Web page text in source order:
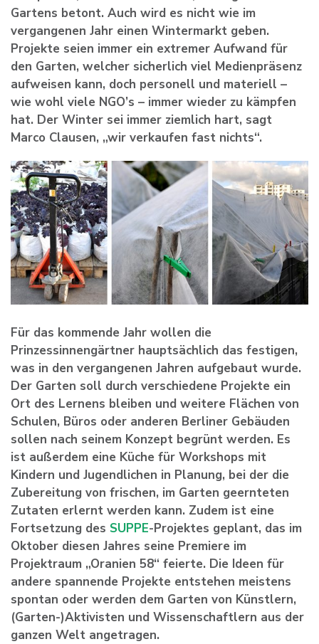
Gartens betont. Auch wird es nicht wie im
vergangenen Jahr einen Wintermarkt geben.
Projekte seien immer ein extremer Aufwand für
den Garten, welcher sicherlich viel Medienpräsenz
aufweisen kann, doch personell und materiell –
wie wohl viele NGO’s – immer wieder zu kämpfen
hat. Der Winter sei immer ziemlich hart, sagt
Marco Clausen, „wir verkaufen fast nichts“.
Für das kommende Jahr wollen die
Prinzessinnengärtner hauptsächlich das festigen,
was in den vergangenen Jahren aufgebaut wurde.
Der Garten soll durch verschiedene Projekte ein
Ort des Lernens bleiben und weitere Flächen von
Schulen, Büros oder anderen Berliner Gebäuden
sollen nach seinem Konzept begrünt werden. Es
ist außerdem eine Küche für Workshops mit
Kindern und Jugendlichen in Planung, bei der die
Zubereitung von frischen, im Garten geernteten
Zutaten erlernt werden kann. Zudem ist eine
Fortsetzung des SUPPE-Projektes geplant, das im
Oktober diesen Jahres seine Premiere im
Projektraum „Oranien 58“ feierte. Die Ideen für
andere spannende Projekte entstehen meistens
spontan oder werden dem Garten von Künstlern,
(Garten-)Aktivisten und Wissenschaftlern aus der
ganzen Welt angetragen.